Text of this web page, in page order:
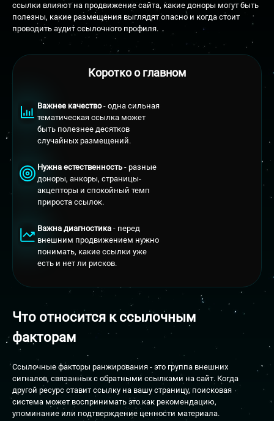
ссылки влияют на продвижение сайта, какие доноры могут быть
полезны, какие размещения выглядят опасно и когда стоит
проводить аудит ссылочного профиля.
Коротко о главном
Важнее качество- одна сильная
тематическая ссылка может
быть полезнее десятков
случайных размещений.
Нужна естественность - разные
доноры, анкоры, страницы-
акцепторы и спокойный темп
прироста ссылок.
Важна диагностика - перед
внешним продвижением нужно
понимать, какие ссылки уже
есть и нет ли рисков.
Что относится к ссылочным
факторам
Ссылочные факторы ранжирования - это группа внешних
сигналов, связанных с обратными ссылками на сайт. Когда
другой ресурс ставит ссылку на вашу страницу, поисковая
система может воспринимать это как рекомендацию,
упоминание или подтверждение ценности материала.